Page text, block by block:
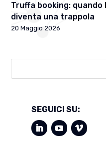
Truffa booking:
diventa una trappola
20 Maggio 2026
SEGUICI SU: